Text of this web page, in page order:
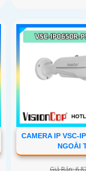
CAMERA IP VSC-
NGOÀI